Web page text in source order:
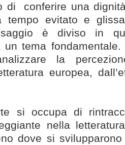
di conferire una
tempo evitato e
è diviso in
un tema
la
europea,
si occupa di
nella
dove si